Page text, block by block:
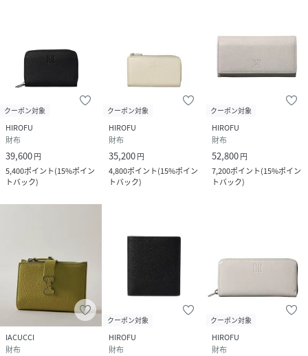
クーポン対象
HIROFU
財布
39,600円
5,400ポイント(15%ポイン
トバック)
クーポン対象
HIROFU
財布
35,200円
4,800ポイント(15%ポイン
トバック)
クーポン対象
HIROFU
財布
52,800円
7,200ポイント(15%ポイン
トバック)
IACUCCI
財布
クーポン対象
HIROFU
財布
クーポン対象
HIROFU
財布